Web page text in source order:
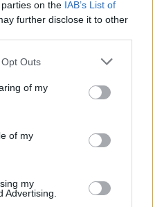
on the IAB’s List of
further disclose it to other
uses one or more Google
You may click to
and its third-party tags to
purposes in below Google
Outs
of my
of my
my
Advertising.
tökös